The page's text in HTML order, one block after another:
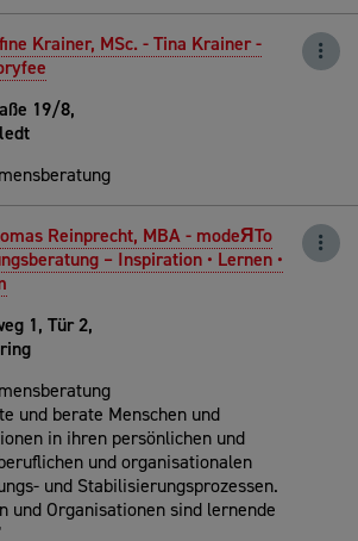
Krainer, MSc. - Tina Krainer -
19/8,
Reinprecht, MBA - modeЯTo
– Inspiration • Lernen •
1, Tür 2,
und berate Menschen und
in ihren persönlichen und
und organisationalen
und Stabilisierungsprozessen.
und Organisationen sind lernende